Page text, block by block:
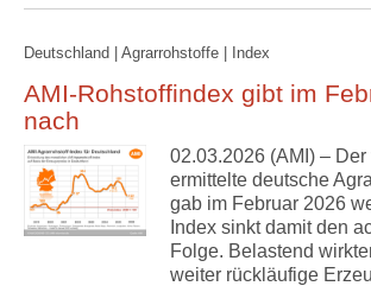
Deutschland | Agrarrohstoffe | Index
AMI-Rohstoffindex gibt im
nach
02.03.2026 (AMI) – Der
ermittelte deutsche
gab im Februar 2026
Index sinkt damit den
Folge. Belastend
weiter rückläufige